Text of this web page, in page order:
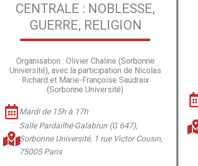
CENTRALE : NOBLESSE,
GUERRE, RELIGION
Organisation : Olivier Chaline (Sorbonne
Université), avec la participation de Nicolas
Richard et Marie-Françoise Saudraix
(Sorbonne Université)
Mardi de 15h à 17h
Salle Pardailhé-Galabrun (G 647),
Sorbonne Université, 1 rue Victor Cousin,
75005 Paris